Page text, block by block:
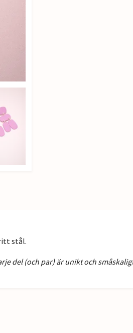
stål.
del (och par) är unikt och